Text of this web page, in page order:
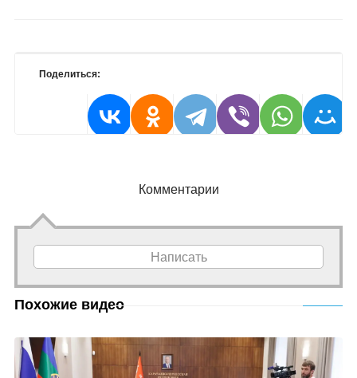
Поделиться:
Комментарии
Написать
Похожие видео